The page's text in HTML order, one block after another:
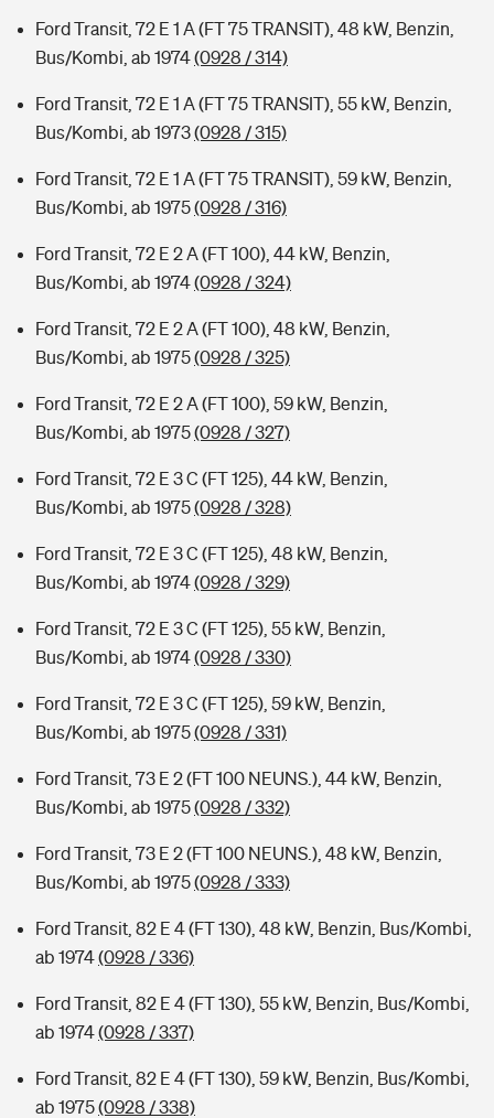
Ford Transit, 72 E 1 A (FT 75 TRANSIT), 48 kW, Benzin,
Bus/Kombi, ab 1974(0928 / 314)
Ford Transit, 72 E 1 A (FT 75 TRANSIT), 55 kW, Benzin,
Bus/Kombi, ab 1973(0928 / 315)
Ford Transit, 72 E 1 A (FT 75 TRANSIT), 59 kW, Benzin,
Bus/Kombi, ab 1975(0928 / 316)
Ford Transit, 72 E 2 A (FT 100), 44 kW, Benzin,
Bus/Kombi, ab 1974(0928 / 324)
Ford Transit, 72 E 2 A (FT 100), 48 kW, Benzin,
Bus/Kombi, ab 1975(0928 / 325)
Ford Transit, 72 E 2 A (FT 100), 59 kW, Benzin,
Bus/Kombi, ab 1975(0928 / 327)
Ford Transit, 72 E 3 C (FT 125), 44 kW, Benzin,
Bus/Kombi, ab 1975(0928 / 328)
Ford Transit, 72 E 3 C (FT 125), 48 kW, Benzin,
Bus/Kombi, ab 1974(0928 / 329)
Ford Transit, 72 E 3 C (FT 125), 55 kW, Benzin,
Bus/Kombi, ab 1974(0928 / 330)
Ford Transit, 72 E 3 C (FT 125), 59 kW, Benzin,
Bus/Kombi, ab 1975(0928 / 331)
Ford Transit, 73 E 2 (FT 100 NEUNS.), 44 kW, Benzin,
Bus/Kombi, ab 1975(0928 / 332)
Ford Transit, 73 E 2 (FT 100 NEUNS.), 48 kW, Benzin,
Bus/Kombi, ab 1975(0928 / 333)
Ford Transit, 82 E 4 (FT 130), 48 kW, Benzin, Bus/Kombi,
ab 1974(0928 / 336)
Ford Transit, 82 E 4 (FT 130), 55 kW, Benzin, Bus/Kombi,
ab 1974(0928 / 337)
Ford Transit, 82 E 4 (FT 130), 59 kW, Benzin, Bus/Kombi,
ab 1975(0928 / 338)